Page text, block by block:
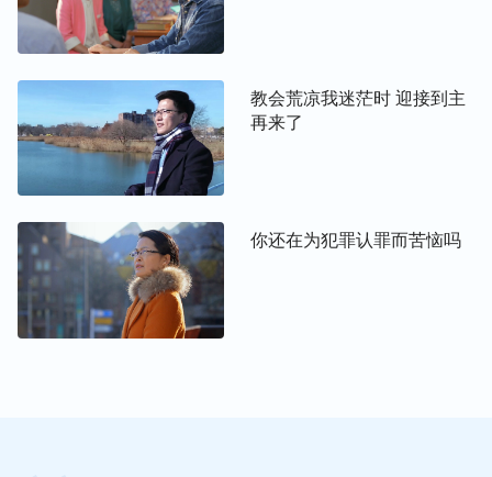
洁净，活出真正人的样式，最终达到蒙神拯救。”姊
妹的话让我感到很惊讶：这么简单？我们的宗教仪式
我问Lily姊妹：“那我们就不用望弥撒了？不用念玫瑰
经了？也不用背诵祷告词，不用亲吻跪拜那些属灵人
物了？”
Lily姊妹笑着说：“是的。”
听到这里，我说：“你们讲的道的确很实际，但我有
些困惑，我家祖祖辈辈都是守这些仪式过来的，我们
教会荒凉我迷茫时 迎接到主
再来了
你还在为犯罪认罪而苦恼吗